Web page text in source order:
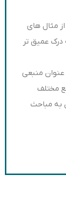
مثال های
عمیق تر
منبعی
مختلف
به مباحث